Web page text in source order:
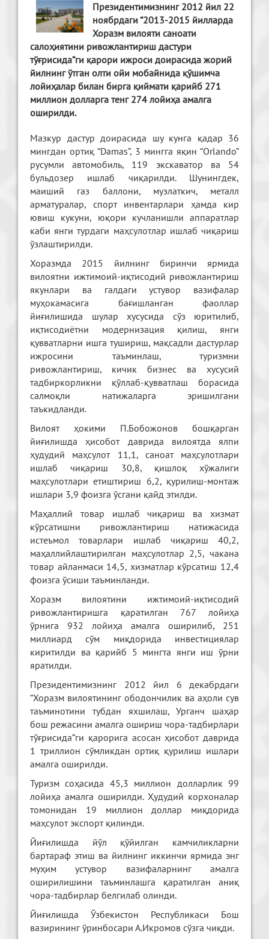
Президентимизнинг 2012 йил 22
ноябрдаги “2013-2015 йилларда
Хоразм вилояти саноати
салоҳиятини ривожлантириш дастури
тўғрисида”ги қарори ижроси доирасида жорий
йилнинг ўтган олти ойи мобайнида қўшимча
лойиҳалар билан бирга қиймати қарийб 271
миллион долларга тенг 274 лойиҳа амалга
оширилди.
Мазкур дастур доирасида шу кунга қадар 36
мингдан ортиқ “Damas”, 3 мингга яқин “Orlando”
русумли автомобиль, 119 экскаватор ва 54
бульдозер ишлаб чиқарилди. Шунингдек,
маиший газ баллони, музлаткич, металл
арматуралар, спорт инвентарлари ҳамда кир
ювиш кукуни, юқори кучланишли аппаратлар
каби янги турдаги маҳсулотлар ишлаб чиқариш
ўзлаштирилди.
Хоразмда 2015 йилнинг биринчи ярмида
вилоятни ижтимоий-иқтисодий ривожлантириш
якунлари ва галдаги устувор вазифалар
муҳокамасига бағишланган фаоллар
йиғилишида шулар хусусида сўз юритилиб,
иқтисодиётни модернизация қилиш, янги
қувватларни ишга тушириш, мақсадли дастурлар
ижросини таъминлаш, туризмни
ривожлантириш, кичик бизнес ва хусусий
тадбиркорликни қўллаб-қувватлаш борасида
салмоқли натижаларга эришилгани
таъкидланди.
Вилоят ҳокими П.Бобожонов бошқарган
йиғилишда ҳисобот даврида вилоятда ялпи
ҳудудий маҳсулот 11,1, саноат маҳсулотлари
ишлаб чиқариш 30,8, қишлоқ хўжалиги
маҳсулотлари етиштириш 6,2, қурилиш-монтаж
ишлари 3,9 фоизга ўсгани қайд этилди.
Маҳаллий товар ишлаб чиқариш ва хизмат
кўрсатишни ривожлантириш натижасида
истеъмол товарлари ишлаб чиқариш 40,2,
маҳаллийлаштирилган маҳсулотлар 2,5, чакана
товар айланмаси 14,5, хизматлар кўрсатиш 12,4
фоизга ўсиши таъминланди.
Хоразм вилоятини ижтимоий-иқтисодий
ривожлантиришга қаратилган 767 лойиҳа
ўрнига 932 лойиҳа амалга оширилиб, 251
миллиард сўм миқдорида инвестициялар
киритилди ва қарийб 5 мингта янги иш ўрни
яратилди.
Президентимизнинг 2012 йил 6 декабрдаги
“Хоразм вилоятининг ободончилик ва аҳоли сув
таъминотини тубдан яхшилаш, Урганч шаҳар
бош режасини амалга ошириш чора-тадбирлари
тўғрисида”ги қарорига асосан ҳисобот даврида
1 триллион сўмликдан ортиқ қурилиш ишлари
амалга оширилди.
Туризм соҳасида 45,3 миллион долларлик 99
лойиҳа амалга оширилди. Ҳудудий корхоналар
томонидан 19 миллион доллар миқдорида
маҳсулот экспорт қилинди.
Йиғилишда йўл қўйилган камчиликларни
бартараф этиш ва йилнинг иккинчи ярмида энг
муҳим устувор вазифаларнинг амалга
оширилишини таъминлашга қаратилган аниқ
чора-тадбирлар белгилаб олинди.
Йиғилишда Ўзбекистон Республикаси Бош
вазирининг ўринбосари А.Икромов сўзга чиқди.